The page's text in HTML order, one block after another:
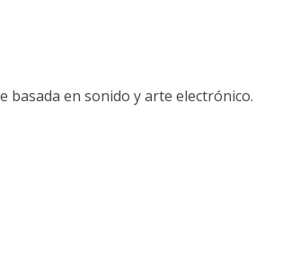
basada en sonido y arte electrónico.